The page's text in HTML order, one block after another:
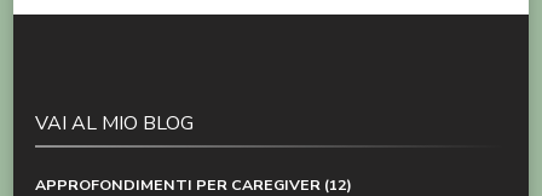
VAI AL MIO BLOG
APPROFONDIMENTI PER CAREGIVER (12)